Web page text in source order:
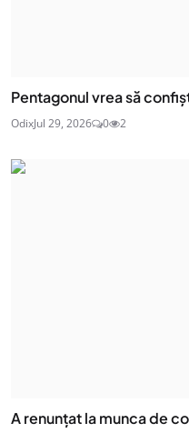
Pentagonul vrea să
OdixJul 29, 2026 0 2
A renunțat la munca de